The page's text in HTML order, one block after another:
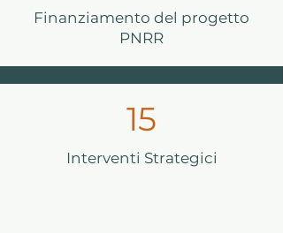
Finanziamento del progetto
PNRR
15
Interventi Strategici